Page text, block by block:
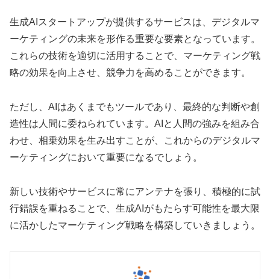
生成AIスタートアップが提供するサービスは、デジタルマ
ーケティングの未来を形作る重要な要素となっています。
これらの技術を適切に活用することで、マーケティング戦
略の効果を向上させ、競争力を高めることができます。
ただし、AIはあくまでもツールであり、最終的な判断や創
造性は人間に委ねられています。AIと人間の強みを組み合
わせ、相乗効果を生み出すことが、これからのデジタルマ
ーケティングにおいて重要になるでしょう。
新しい技術やサービスに常にアンテナを張り、積極的に試
行錯誤を重ねることで、生成AIがもたらす可能性を最大限
に活かしたマーケティング戦略を構築していきましょう。